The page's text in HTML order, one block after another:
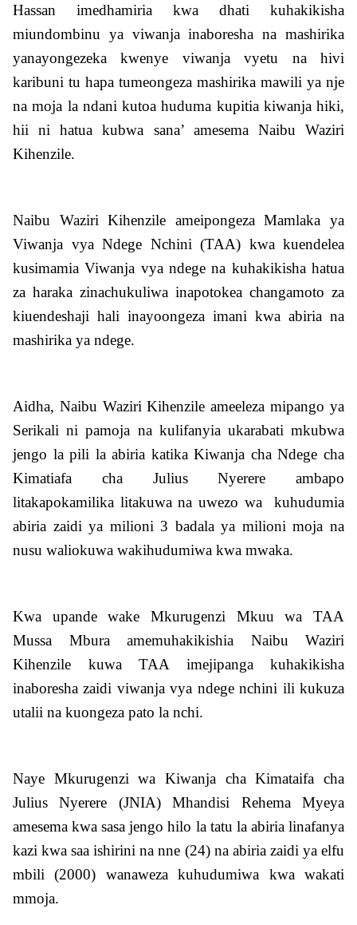
Hassan imedhamiria kwa dhati kuhakikisha
miundombinu ya viwanja inaboresha na mashirika
yanayongezeka kwenye viwanja vyetu na hivi
karibuni tu hapa tumeongeza mashirika mawili ya nje
na moja la ndani kutoa huduma kupitia kiwanja hiki,
hii ni hatua kubwa sana’ amesema Naibu Waziri
Kihenzile.
Naibu Waziri Kihenzile ameipongeza Mamlaka ya
Viwanja vya Ndege Nchini (TAA) kwa kuendelea
kusimamia Viwanja vya ndege na kuhakikisha hatua
za haraka zinachukuliwa inapotokea changamoto za
kiuendeshaji hali inayoongeza imani kwa abiria na
mashirika ya ndege.
Aidha, Naibu Waziri Kihenzile ameeleza mipango ya
Serikali ni pamoja na kulifanyia ukarabati mkubwa
jengo la pili la abiria katika Kiwanja cha Ndege cha
Kimatiafa cha Julius Nyerere ambapo
litakapokamilika litakuwa na uwezo wa kuhudumia
abiria zaidi ya milioni 3 badala ya milioni moja na
nusu waliokuwa wakihudumiwa kwa mwaka.
Kwa upande wake Mkurugenzi Mkuu wa TAA
Mussa Mbura amemuhakikishia Naibu Waziri
Kihenzile kuwa TAA imejipanga kuhakikisha
inaboresha zaidi viwanja vya ndege nchini ili kukuza
utalii na kuongeza pato la nchi.
Naye Mkurugenzi wa Kiwanja cha Kimataifa cha
Julius Nyerere (JNIA) Mhandisi Rehema Myeya
amesema kwa sasa jengo hilo la tatu la abiria linafanya
kazi kwa saa ishirini na nne (24) na abiria zaidi ya elfu
mbili (2000) wanaweza kuhudumiwa kwa wakati
mmoja.